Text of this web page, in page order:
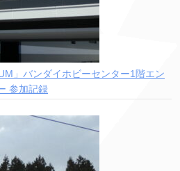
」バンダイホビーセンター1階エン
参加記録